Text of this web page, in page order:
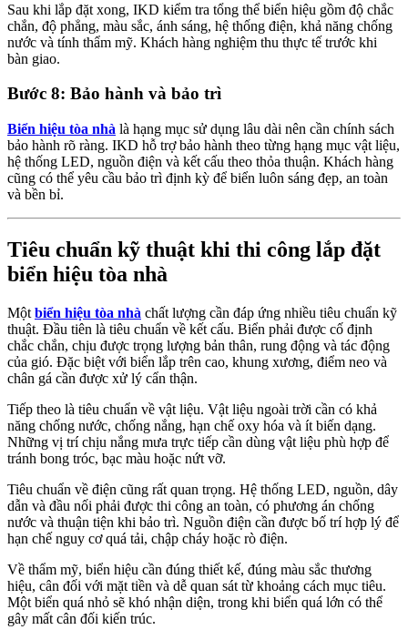
Sau khi lắp đặt xong, IKD kiểm tra tổng thể biển hiệu gồm độ chắc
chắn, độ phẳng, màu sắc, ánh sáng, hệ thống điện, khả năng chống
nước và tính thẩm mỹ. Khách hàng nghiệm thu thực tế trước khi
bàn giao.
Bước 8: Bảo hành và bảo trì
Biển hiệu tòa nhà là hạng mục sử dụng lâu dài nên cần chính sách
bảo hành rõ ràng. IKD hỗ trợ bảo hành theo từng hạng mục vật liệu,
hệ thống LED, nguồn điện và kết cấu theo thỏa thuận. Khách hàng
cũng có thể yêu cầu bảo trì định kỳ để biển luôn sáng đẹp, an toàn
và bền bỉ.
Tiêu chuẩn kỹ thuật khi thi công lắp đặt
biển hiệu tòa nhà
Một biển hiệu tòa nhà chất lượng cần đáp ứng nhiều tiêu chuẩn kỹ
thuật. Đầu tiên là tiêu chuẩn về kết cấu. Biển phải được cố định
chắc chắn, chịu được trọng lượng bản thân, rung động và tác động
của gió. Đặc biệt với biển lắp trên cao, khung xương, điểm neo và
chân gá cần được xử lý cẩn thận.
Tiếp theo là tiêu chuẩn về vật liệu. Vật liệu ngoài trời cần có khả
năng chống nước, chống nắng, hạn chế oxy hóa và ít biến dạng.
Những vị trí chịu nắng mưa trực tiếp cần dùng vật liệu phù hợp để
tránh bong tróc, bạc màu hoặc nứt vỡ.
Tiêu chuẩn về điện cũng rất quan trọng. Hệ thống LED, nguồn, dây
dẫn và đầu nối phải được thi công an toàn, có phương án chống
nước và thuận tiện khi bảo trì. Nguồn điện cần được bố trí hợp lý để
hạn chế nguy cơ quá tải, chập cháy hoặc rò điện.
Về thẩm mỹ, biển hiệu cần đúng thiết kế, đúng màu sắc thương
hiệu, cân đối với mặt tiền và dễ quan sát từ khoảng cách mục tiêu.
Một biển quá nhỏ sẽ khó nhận diện, trong khi biển quá lớn có thể
gây mất cân đối kiến trúc.